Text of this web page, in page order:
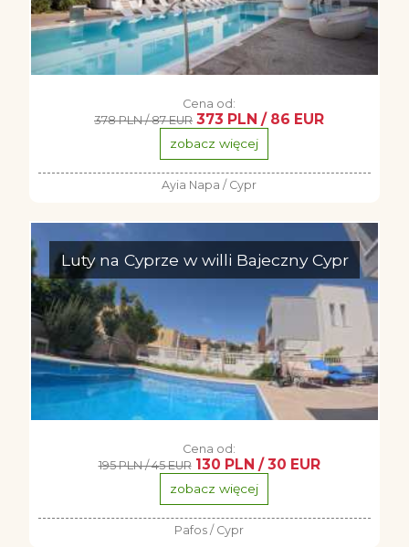
Cena od:
378 PLN / 87 EUR 373 PLN / 86 EUR
zobacz więcej
Ayia Napa / Cypr
Luty na Cyprze w willi Bajeczny Cypr
Cena od:
195 PLN / 45 EUR 130 PLN / 30 EUR
zobacz więcej
Pafos / Cypr